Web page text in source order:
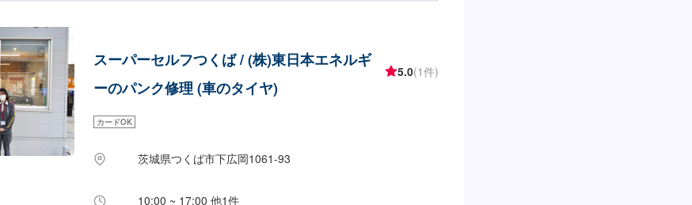
スーパーセルフつくば / (株)東日本エネルギ
ーのパンク修理 (車のタイヤ)
5.0(1件)
カードOK
茨城県つくば市下広岡1061-93
10:00 ~ 17:00 他1件